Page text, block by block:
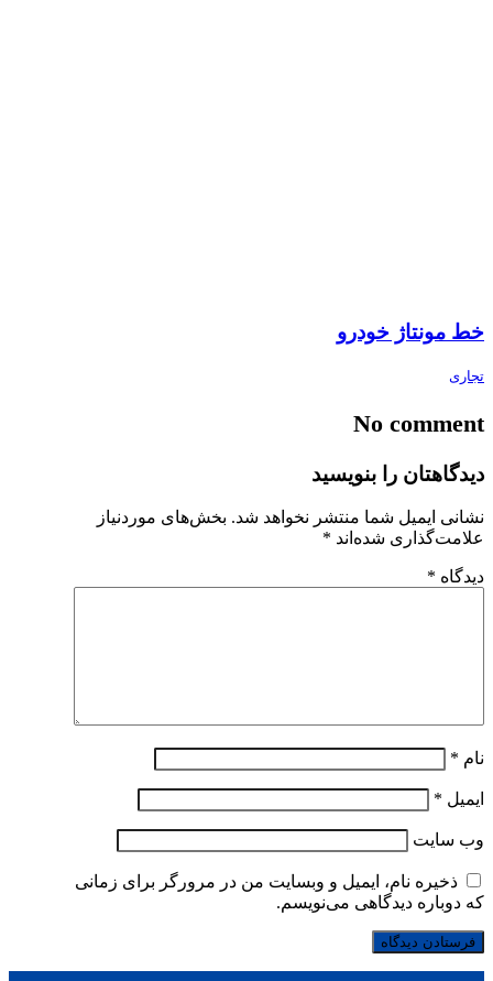
خط مونتاژ خودرو
تجاری
No comment
دیدگاهتان را بنویسید
نشانی ایمیل شما منتشر نخواهد شد. بخش‌های موردنیاز
علامت‌گذاری شده‌اند *
دیدگاه *
نام *
ایمیل *
وب‌ سایت
ذخیره نام، ایمیل و وبسایت من در مرورگر برای زمانی
که دوباره دیدگاهی می‌نویسم.